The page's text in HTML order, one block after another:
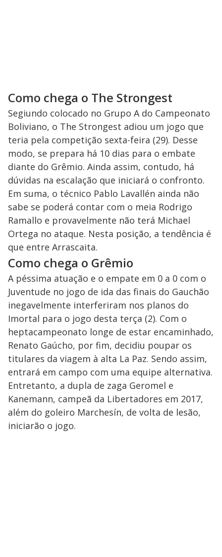
Como chega o The Strongest
Segiundo colocado no Grupo A do Campeonato
Boliviano, o The Strongest adiou um jogo que
teria pela competição sexta-feira (29). Desse
modo, se prepara há 10 dias para o embate
diante do Grêmio. Ainda assim, contudo, há
dúvidas na escalação que iniciará o confronto.
Em suma, o técnico Pablo Lavallén ainda não
sabe se poderá contar com o meia Rodrigo
Ramallo e provavelmente não terá Michael
Ortega no ataque. Nesta posição, a tendência é
que entre Arrascaita.
Como chega o Grêmio
A péssima atuação e o empate em 0 a 0 com o
Juventude no jogo de ida das finais do Gauchão
inegavelmente interferiram nos planos do
Imortal para o jogo desta terça (2). Com o
heptacampeonato longe de estar encaminhado,
Renato Gaúcho, por fim, decidiu poupar os
titulares da viagem à alta La Paz. Sendo assim,
entrará em campo com uma equipe alternativa.
Entretanto, a dupla de zaga Geromel e
Kanemann, campeã da Libertadores em 2017,
além do goleiro Marchesín, de volta de lesão,
iniciarão o jogo.